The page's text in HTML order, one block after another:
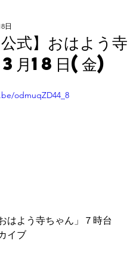
公式】おはよう寺
月18日(金)
日
odmuqZD44_8
はよう寺ちゃん」７時台
イブ